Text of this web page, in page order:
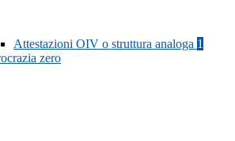
Attestazioni OIV o struttura analoga 1
zero